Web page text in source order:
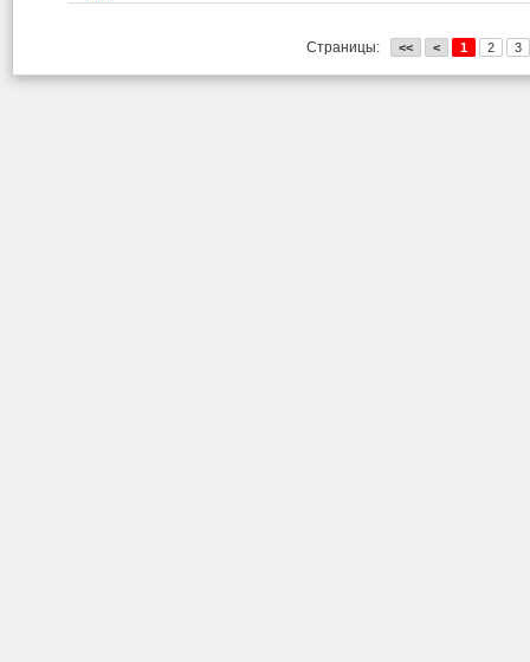
Страницы: << < 1 2 3